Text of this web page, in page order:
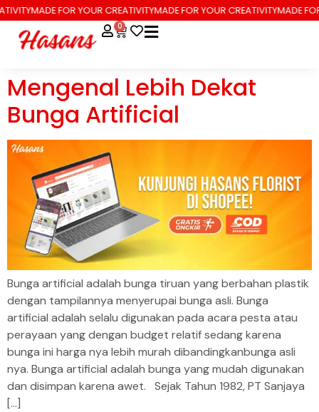
MADE FOR YOUR CREATIVITYMADE FOR YOUR CREATIVITYMADE
0
Mengenal Lebih Dekat
Bunga Artificial
Bunga artificial adalah bunga tiruan yang berbahan plastik
dengan tampilannya menyerupai bunga asli. Bunga
artificial adalah selalu digunakan pada acara pesta atau
perayaan yang dengan budget relatif sedang karena
bunga ini harga nya lebih murah dibandingkanbunga asli
nya. Bunga artificial adalah bunga yang mudah digunakan
dan disimpan karena awet. Sejak Tahun 1982, PT Sanjaya
[…]